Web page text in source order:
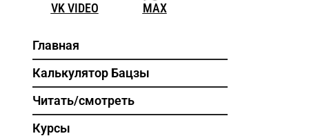
VK VIDEO MAX
Главная
Калькулятор Бацзы
Читать/смотреть
Курсы